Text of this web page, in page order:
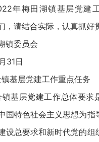
年梅田湖镇基层党建
，请结合实际，认真抓好
镇委员会
31日
基层党建工作重点任务
基层党建工作总体要求
国特色社会主义思想为指
设总要求和新时代党的组